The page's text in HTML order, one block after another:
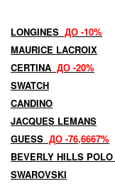
LONGINES ДО -10%
MAURICE LACROIX
CERTINA ДО -20%
SWATCH
CANDINO
JACQUES LEMANS
GUESS ДО -76,6667%
BEVERLY HILLS
SWAROVSKI